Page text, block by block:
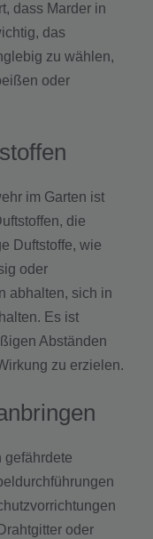
dass Marder in
das
zu wählen,
oder
im Garten ist
die
Duftstoffe, wie
oder
abhalten, sich in
Es ist
Abständen
zu erzielen.
gefährdete
oder